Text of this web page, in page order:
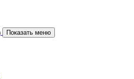
Показать меню